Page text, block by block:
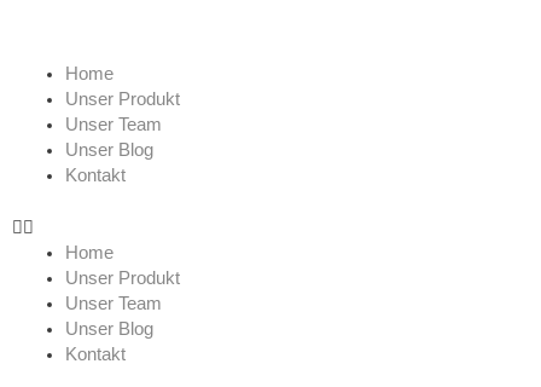
Home
Unser Produkt
Unser Team
Unser Blog
Kontakt
Menü
Home
Unser Produkt
Unser Team
Unser Blog
Kontakt